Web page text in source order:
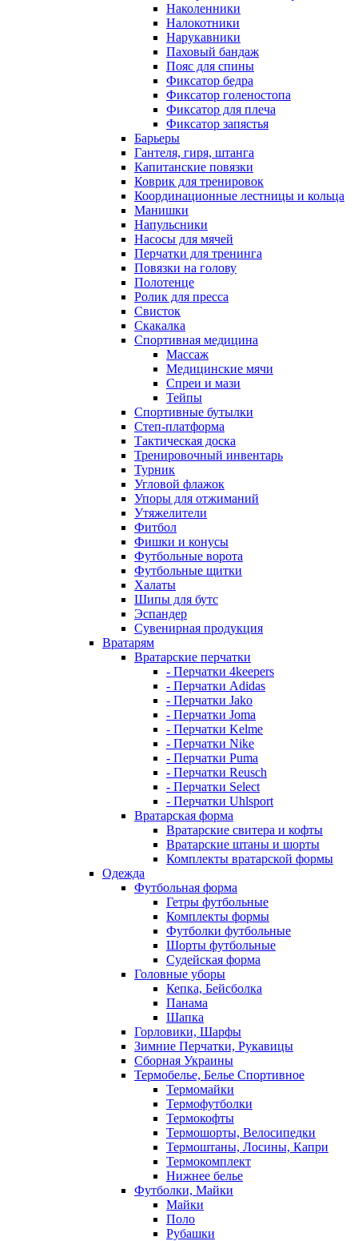
Наколенники
Налокотники
Нарукавники
Паховый бандаж
Пояс для спины
Фиксатор бедра
Фиксатор голеностопа
Фиксатор для плеча
Фиксатор запястья
Барьеры
Гантеля, гиря, штанга
Капитанские повязки
Коврик для тренировок
Координационные лестницы и кольца
Манишки
Напульсники
Насосы для мячей
Перчатки для тренинга
Повязки на голову
Полотенце
Ролик для пресса
Свисток
Скакалка
Спортивная медицина
Массаж
Медицинские мячи
Спреи и мази
Тейпы
Спортивные бутылки
Степ-платформа
Тактическая доска
Тренировочный инвентарь
Турник
Угловой флажок
Упоры для отжиманий
Утяжелители
Фитбол
Фишки и конусы
Футбольные ворота
Футбольные щитки
Халаты
Шипы для бутс
Эспандер
Сувенирная продукция
Вратарям
Вратарские перчатки
- Перчатки 4keepers
- Перчатки Adidas
- Перчатки Jako
- Перчатки Joma
- Перчатки Kelme
- Перчатки Nike
- Перчатки Puma
- Перчатки Reusch
- Перчатки Select
- Перчатки Uhlsport
Вратарская форма
Вратарские свитера и кофты
Вратарские штаны и шорты
Комплекты вратарской формы
Одежда
Футбольная форма
Гетры футбольные
Комплекты формы
Футболки футбольные
Шорты футбольные
Судейская форма
Головные уборы
Кепка, Бейсболка
Панама
Шапка
Горловики, Шарфы
Зимние Перчатки, Рукавицы
Сборная Украины
Термобелье, Белье Спортивное
Термомайки
Термофутболки
Термокофты
Термошорты, Велосипедки
Термоштаны, Лосины, Капри
Термокомплект
Нижнее белье
Футболки, Майки
Майки
Поло
Рубашки